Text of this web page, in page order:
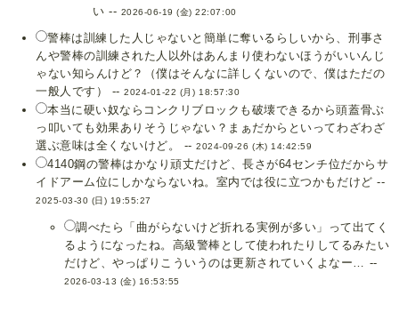
い -- 2026-06-19 (金) 22:07:00
警棒は訓練した人じゃないと簡単に奪いるらしいから、刑事さ
んや警棒の訓練された人以外はあんまり使わないほうがいいんじ
ゃない知らんけど？（僕はそんなに詳しくないので、僕はただの
一般人です） --2024-01-22 (月) 18:57:30
本当に硬い奴ならコンクリブロックも破壊できるから頭蓋骨ぶ
っ叩いても効果ありそうじゃない？まぁだからといってわざわざ
選ぶ意味は全くないけど。 --2024-09-26 (木) 14:42:59
4140鋼の警棒はかなり頑丈だけど、長さが64センチ位だからサ
イドアーム位にしかならないね。室内では役に立つかもだけど --
2025-03-30 (日) 19:55:27
調べたら「曲がらないけど折れる実例が多い」って出てく
るようになったね。高級警棒として使われたりしてるみたい
だけど、やっぱりこういうのは更新されていくよなー… --
2026-03-13 (金) 16:53:55